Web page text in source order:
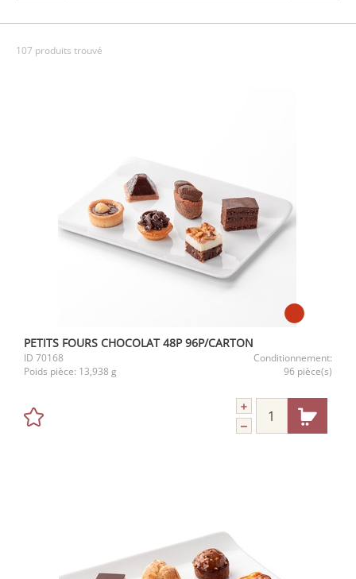
107 produits trouvé
PETITS FOURS CHOCOLAT 48P 96P/CARTON
ID 70168
Conditionnement:
Poids pièce: 13,938 g 96 pièce(s)